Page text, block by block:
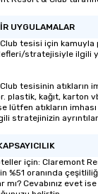
UYGULAMALAR
tesisi için kamuyla
stratejisiyle ilgili
tesisinin atıkların
plastik, kağıt, karton
lütfen atıkların
stratejinizin
için: Claremont
%51 oranında
Cevabınız evet